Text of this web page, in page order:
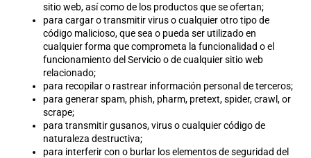
sitio web, así como de los productos que se ofertan;
para cargar o transmitir virus o cualquier otro tipo de
código malicioso, que sea o pueda ser utilizado en
cualquier forma que comprometa la funcionalidad o el
funcionamiento del Servicio o de cualquier sitio web
relacionado;
para recopilar o rastrear información personal de terceros;
para generar spam, phish, pharm, pretext, spider, crawl, or
scrape;
para transmitir gusanos, virus o cualquier código de
naturaleza destructiva;
para interferir con o burlar los elementos de seguridad del